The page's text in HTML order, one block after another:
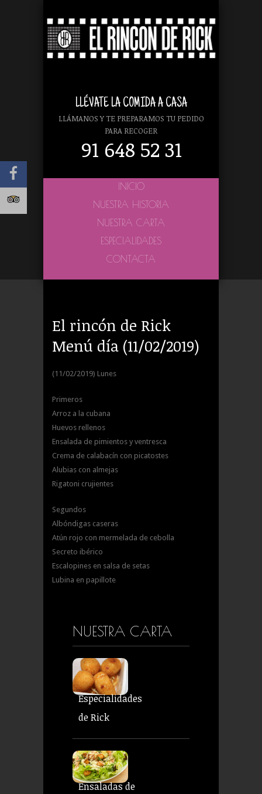
LLÉVATE LA COMIDA A CASA
LLÁMANOS Y TE PREPARAMOS TU PEDIDO
PARA RECOGER
91 648 52 31
INICIO
NUESTRA HISTORIA
NUESTRA CARTA
ESPECIALIDADES
CONTACTA
El rincón de Rick
Menú día (11/02/2019)
(11/02/2019) Lunes
Primeros
Arroz a la cubana
Huevos rellenos
Ensalada de pimientos y ventresca
Crema de calabacín con picatostes
Alubias con almejas
Rigatoni crujientes
Segundos
Albóndigas caseras
Atún rojo con mermelada de cebolla
Secreto ibérico
Escalopines en salsa de setas
Lubina en papillote
NUESTRA CARTA
Especialidades
de Rick
Ensaladas de